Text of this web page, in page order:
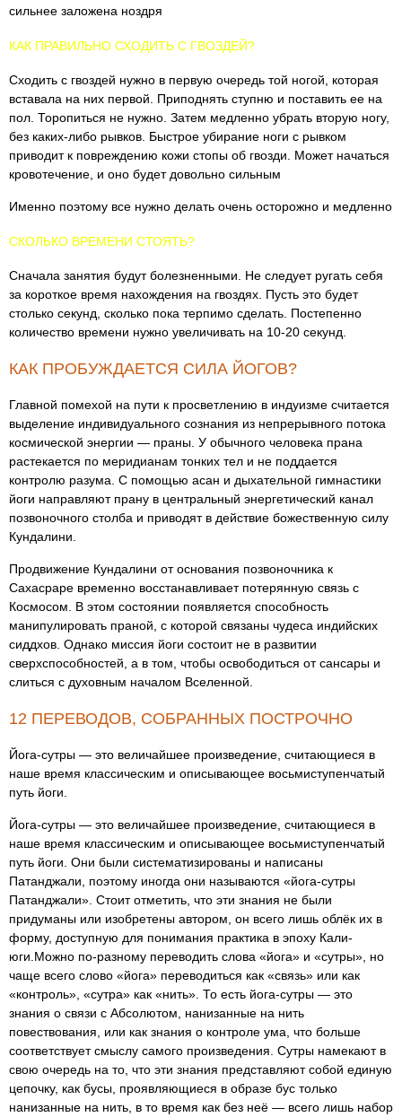
сильнее заложена ноздря
КАК ПРАВИЛЬНО СХОДИТЬ С ГВОЗДЕЙ?
Сходить с гвоздей нужно в первую очередь той ногой, которая
вставала на них первой. Приподнять ступню и поставить ее на
пол. Торопиться не нужно. Затем медленно убрать вторую ногу,
без каких-либо рывков. Быстрое убирание ноги с рывком
приводит к повреждению кожи стопы об гвозди. Может начаться
кровотечение, и оно будет довольно сильным
Именно поэтому все нужно делать очень осторожно и медленно
СКОЛЬКО ВРЕМЕНИ СТОЯТЬ?
Сначала занятия будут болезненными. Не следует ругать себя
за короткое время нахождения на гвоздях. Пусть это будет
столько секунд, сколько пока терпимо сделать. Постепенно
количество времени нужно увеличивать на 10-20 секунд.
КАК ПРОБУЖДАЕТСЯ СИЛА ЙОГОВ?
Главной помехой на пути к просветлению в индуизме считается
выделение индивидуального сознания из непрерывного потока
космической энергии ― праны. У обычного человека прана
растекается по меридианам тонких тел и не поддается
контролю разума. С помощью асан и дыхательной гимнастики
йоги направляют прану в центральный энергетический канал
позвоночного столба и приводят в действие божественную силу
Кундалини.
Продвижение Кундалини от основания позвоночника к
Сахасраре временно восстанавливает потерянную связь с
Космосом. В этом состоянии появляется способность
манипулировать праной, с которой связаны чудеса индийских
сиддхов. Однако миссия йоги состоит не в развитии
сверхспособностей, а в том, чтобы освободиться от сансары и
слиться с духовным началом Вселенной.
12 ПЕРЕВОДОВ, СОБРАННЫХ ПОСТРОЧНО
Йога-сутры — это величайшее произведение, считающиеся в
наше время классическим и описывающее восьмиступенчатый
путь йоги.
Йога-сутры — это величайшее произведение, считающиеся в
наше время классическим и описывающее восьмиступенчатый
путь йоги. Они были систематизированы и написаны
Патанджали, поэтому иногда они называются «йога-сутры
Патанджали». Стоит отметить, что эти знания не были
придуманы или изобретены автором, он всего лишь облёк их в
форму, доступную для понимания практика в эпоху Кали-
юги.Можно по-разному переводить слова «йога» и «сутры», но
чаще всего слово «йога» переводиться как «связь» или как
«контроль», «сутра» как «нить». То есть йога-сутры — это
знания о связи с Абсолютом, нанизанные на нить
повествования, или как знания о контроле ума, что больше
соответствует смыслу самого произведения. Сутры намекают в
свою очередь на то, что эти знания представляют собой единую
цепочку, как бусы, проявляющиеся в образе бус только
нанизанные на нить, в то время как без неё — всего лишь набор